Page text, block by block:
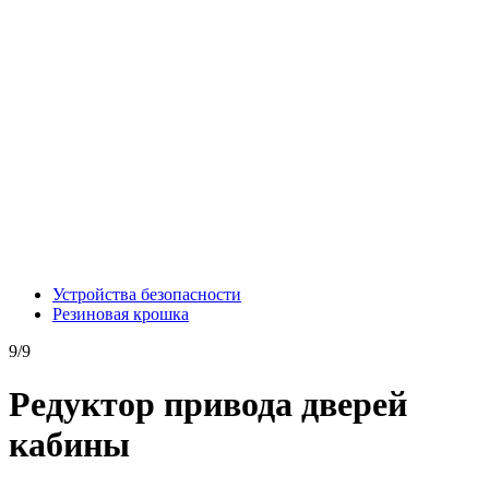
Устройства безопасности
Резиновая крошка
9/9
Редуктор привода дверей
кабины